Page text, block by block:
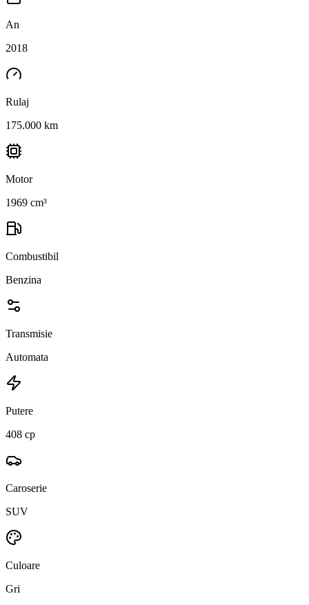
An
2018
Rulaj
175.000 km
Motor
1969 cm³
Combustibil
Benzina
Transmisie
Automata
Putere
408 cp
Caroserie
SUV
Culoare
Gri